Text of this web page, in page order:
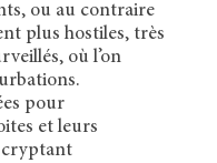
ou au contraire
plus hostiles, très
où l’on
pour
et leurs
cryptant